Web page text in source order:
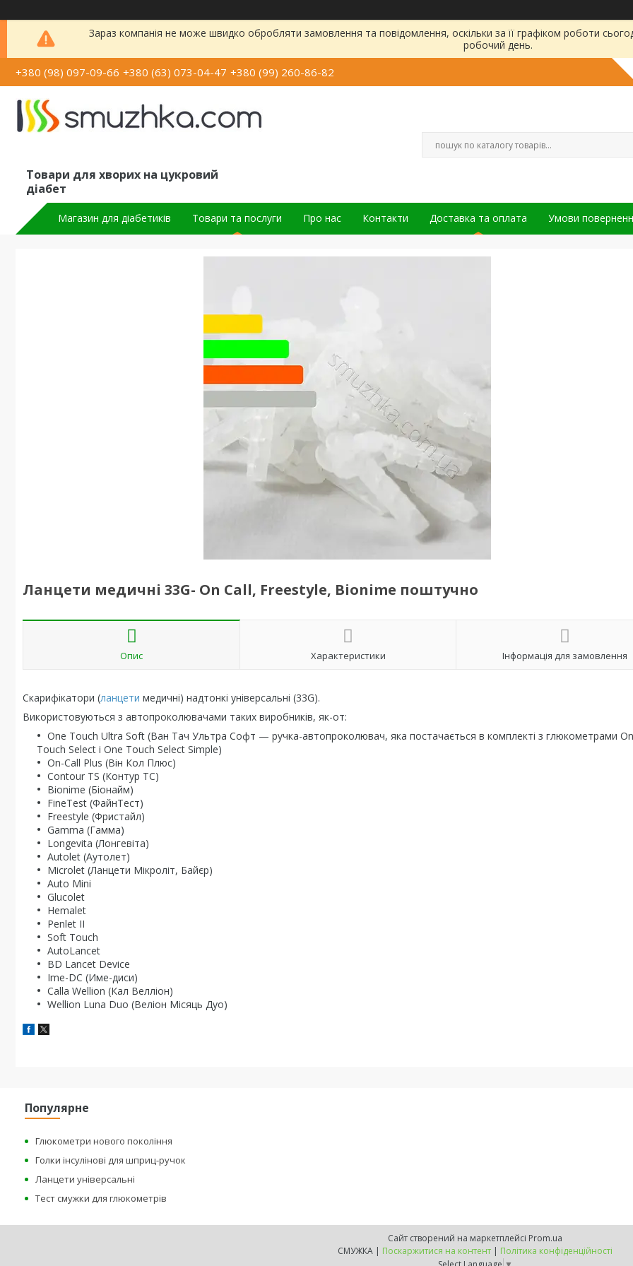
Зараз компанія не може швидко обробляти замовлення та повідомлення, оскільки за її графіком роботи
робочий день.
+380 (98) 097-09-66 +380 (63) 073-04-47 +380 (99) 260-86-82
Товари для хворих на цукровий
діабет
Магазин для діабетиків Товари та послуги Про нас Контакти Доставка та оплата Умови
Ланцети медичні 33G- On Call, Freestyle, Bionime поштучно
Опис Характеристики Інформація для замовлення
Скарифікатори (ланцети медичні) надтонкі універсальні (33G).
Використовуються з автопроколювачами таких виробників, як-от:
One Touch Ultra Soft (Ван Тач Ультра Софт — ручка-автопроколювач, яка постачається в комплекті з глюкометрами
Touch Select і One Touch Select Simple)
On-Call Plus (Він Кол Плюс)
Contour TS (Контур ТС)
Bionime (Біонайм)
FineTest (ФайнТест)
Freestyle (Фристайл)
Gamma (Гамма)
Longevita (Лонгевіта)
Autolet (Аутолет)
Microlet (Ланцети Мікроліт, Байєр)
Auto Mini
Glucolet
Hemalet
Penlet II
Soft Touch
AutoLancet
BD Lancet Device
Ime-DC (Име-диси)
Сalla Wellion (Кал Велліон)
Wellion Luna Duo (Веліон Місяць Дуо)
Популярне
Глюкометри нового покоління
Голки інсулінові для шприц-ручок
Ланцети універсальні
Тест смужки для глюкометрів
Сайт створений на маркетплейсі Prom.ua
СМУЖКА | Поскаржитися на контент | Політика конфіденційності